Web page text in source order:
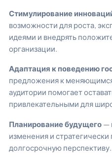
Стимулирование
возможности для роста,
идеями и внедрять
организации.
Адаптация к поведению
предложения к
аудитории помогает
привлекательными для
Планирование будущего —
изменения и стратегически
долгосрочную перспективу.